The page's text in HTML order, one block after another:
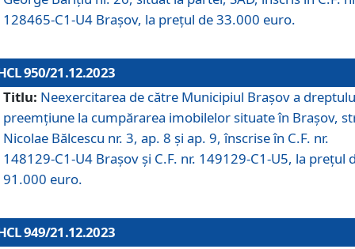
128465-C1-U4 Brașov, la prețul de 33.000 euro.
950/21.12.2023
Titlu: Neexercitarea de către Municipiul Brașov a
preemțiune la cumpărarea imobilelor situate în Brașov,
Nicolae Bălcescu nr. 3, ap. 8 și ap. 9, înscrise în C.F. nr.
148129-C1-U4 Brașov și C.F. nr. 149129-C1-U5, la prețul
91.000 euro.
949/21.12.2023